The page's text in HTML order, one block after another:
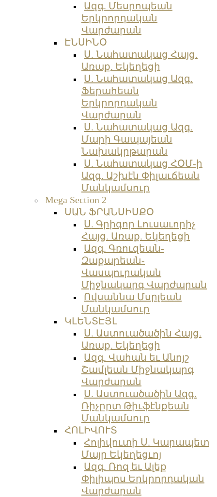
Ազգ. Մեսրոպեան
Երկրորդական
Վարժարան
ԷՆՍԻՆՕ
Ս. Նահատակաց Հայց.
Առաք. Եկեղեցի
Ս. Նահատակաց Ազգ.
Ֆերահեան
Երկրորդական
Վարժարան
Ս. Նահատակաց Ազգ.
Մարի Գապայեան
Նախակրթարան
Ս. Նահատակաց ՀՕՄ-ի
Ազգ. Աշխէն Փիլաւճեան
Մանկամսուր
Mega Section 2
ՍԱՆ ՖՐԱՆՍԻՍՔՕ
Ս. Գրիգոր Լուսաւորիչ
Հայց. Առաք. Եկեղեցի
Ազգ. Գռուզեան-
Զաքարեան-
Վասպուրական
Միջնակարգ Վարժարան
Ովսաննա Մսրլեան
Մանկամսուր
ԿԼԵՆՏԷՅԼ
Ս. Աստուածածին Հայց.
Առաք. Եկեղեցի
Ազգ. Վահան եւ Անոյշ
Շամլեան Միջնակարգ
Վարժարան
Ս. Աստուածածին Ազգ.
Ռիչըրտ Թիւֆէնքեան
Մանկամսուր
ՀՈԼԻՎՈՒՏ
Հոլիվուտի Ս. Կարապետ
Մայր Եկեղեցւոյ
Ազգ. Ռոզ եւ Ալեք
Փիլիպոս Երկրորդական
Վարժարան